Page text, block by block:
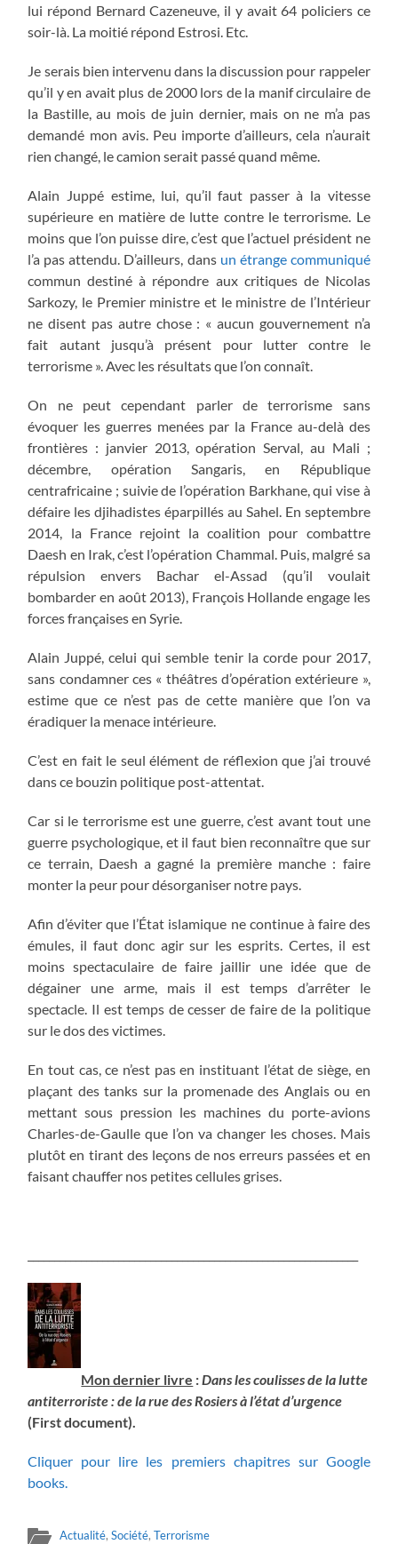
lui répond Bernard Cazeneuve, il y avait 64 policiers ce
soir-là. La moitié répond Estrosi. Etc.
Je serais bien intervenu dans la discussion pour rappeler
qu’il y en avait plus de 2000 lors de la manif circulaire de
la Bastille, au mois de juin dernier, mais on ne m’a pas
demandé mon avis. Peu importe d’ailleurs, cela n’aurait
rien changé, le camion serait passé quand même.
Alain Juppé estime, lui, qu’il faut passer à la vitesse
supérieure en matière de lutte contre le terrorisme. Le
moins que l’on puisse dire, c’est que l’actuel président ne
l’a pas attendu. D’ailleurs, dans un étrange communiqué
commun destiné à répondre aux critiques de Nicolas
Sarkozy, le Premier ministre et le ministre de l’Intérieur
ne disent pas autre chose : « aucun gouvernement n’a
fait autant jusqu’à présent pour lutter contre le
terrorisme ». Avec les résultats que l’on connaît.
On ne peut cependant parler de terrorisme sans
évoquer les guerres menées par la France au-delà des
frontières : janvier 2013, opération Serval, au Mali ;
décembre, opération Sangaris, en République
centrafricaine ; suivie de l’opération Barkhane, qui vise à
défaire les djihadistes éparpillés au Sahel. En septembre
2014, la France rejoint la coalition pour combattre
Daesh en Irak, c’est l’opération Chammal. Puis, malgré sa
répulsion envers Bachar el-Assad (qu’il voulait
bombarder en août 2013), François Hollande engage les
forces françaises en Syrie.
Alain Juppé, celui qui semble tenir la corde pour 2017,
sans condamner ces « théâtres d’opération extérieure »,
estime que ce n’est pas de cette manière que l’on va
éradiquer la menace intérieure.
C’est en fait le seul élément de réflexion que j’ai trouvé
dans ce bouzin politique post-attentat.
Car si le terrorisme est une guerre, c’est avant tout une
guerre psychologique, et il faut bien reconnaître que sur
ce terrain, Daesh a gagné la première manche : faire
monter la peur pour désorganiser notre pays.
Afin d’éviter que l’État islamique ne continue à faire des
émules, il faut donc agir sur les esprits. Certes, il est
moins spectaculaire de faire jaillir une idée que de
dégainer une arme, mais il est temps d’arrêter le
spectacle. Il est temps de cesser de faire de la politique
sur le dos des victimes.
En tout cas, ce n’est pas en instituant l’état de siège, en
plaçant des tanks sur la promenade des Anglais ou en
mettant sous pression les machines du porte-avions
Charles-de-Gaulle que l’on va changer les choses. Mais
plutôt en tirant des leçons de nos erreurs passées et en
faisant chauffer nos petites cellules grises.
Mon dernier livre :Dans les coulisses de la lutte
antiterroriste : de la rue des Rosiers à l’état d’urgence
(First document).
Cliquer pour lire les premiers chapitres sur Google
books.
Actualité,Société,Terrorisme